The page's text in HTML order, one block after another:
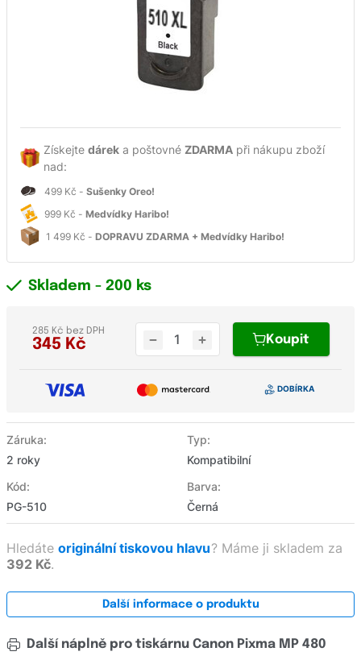
Získejte dárek a poštovné ZDARMA při nákupu zboží
nad:
499 Kč - Sušenky Oreo!
999 Kč - Medvídky Haribo!
1 499 Kč - DOPRAVU ZDARMA + Medvídky Haribo!
Záruka:
2 roky
Typ:
Kompatibilní
Kód:
PG-510
Barva:
Černá
Skladem - 200 ks
345 Kč
285 Kč bez DPH
Koupit
Hledáte originální tiskovou hlavu? Máme ji skladem za
392 Kč.
Další informace o produktu
Další náplně pro tiskárnu Canon Pixma MP 480